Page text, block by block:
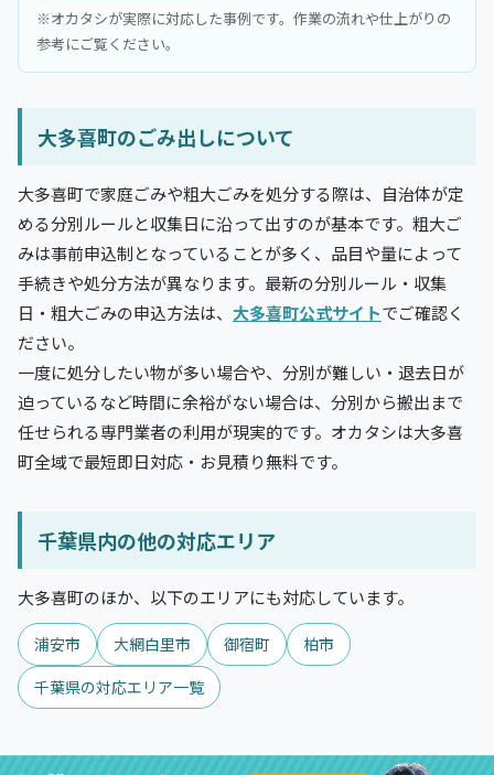
※オカタシが実際に対応した事例です。作業の流れや仕上がりの
参考にご覧ください。
大多喜町のごみ出しについて
大多喜町で家庭ごみや粗大ごみを処分する際は、自治体が定
める分別ルールと収集日に沿って出すのが基本です。粗大ご
みは事前申込制となっていることが多く、品目や量によって
手続きや処分方法が異なります。最新の分別ルール・収集
日・粗大ごみの申込方法は、 大多喜町公式サイトでご確認く
ださい。
一度に処分したい物が多い場合や、分別が難しい・退去日が
迫っているなど時間に余裕がない場合は、分別から搬出まで
任せられる専門業者の利用が現実的です。オカタシは大多喜
町全域で最短即日対応・お見積り無料です。
千葉県内の他の対応エリア
大多喜町のほか、以下のエリアにも対応しています。
浦安市 大網白里市 御宿町
柏市
千葉県の対応エリア一覧